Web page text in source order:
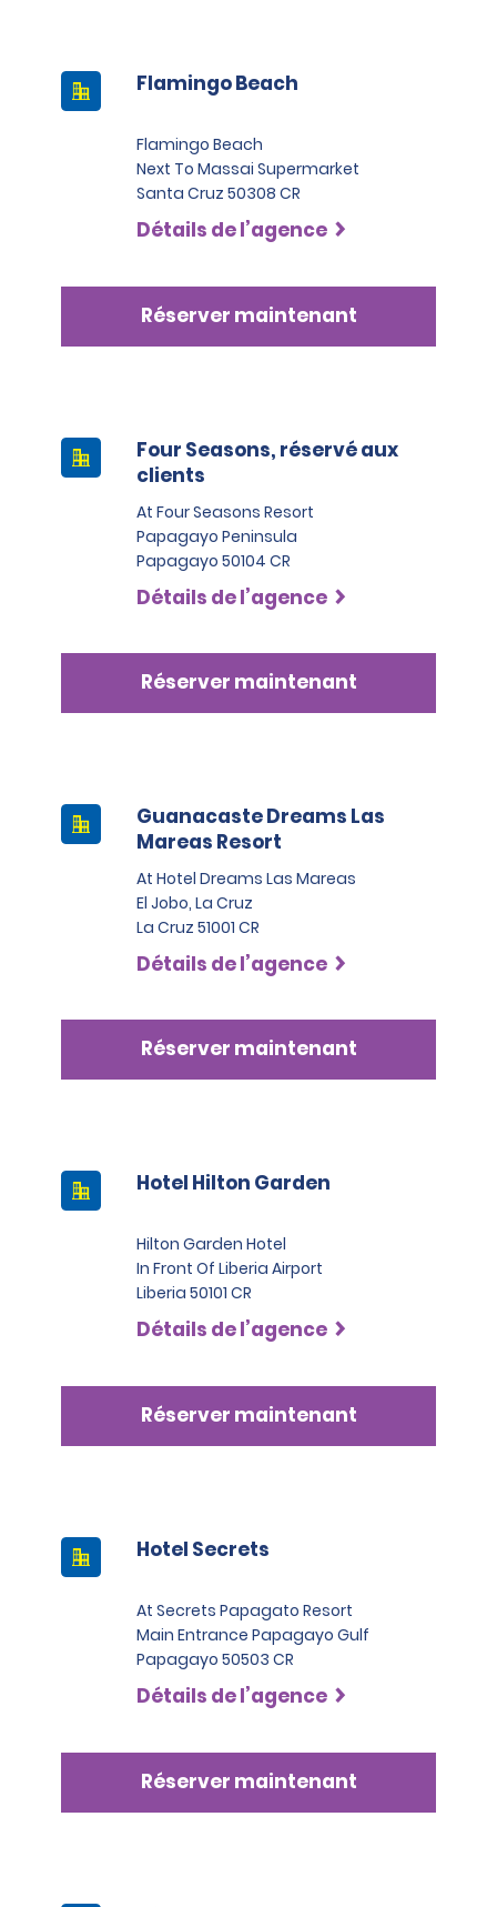
Flamingo Beach
Flamingo Beach
Next To Massai Supermarket
Santa Cruz 50308 CR
Détails de l’agence
Réserver maintenant
Four Seasons, réservé aux
clients
At Four Seasons Resort
Papagayo Peninsula
Papagayo 50104 CR
Détails de l’agence
Réserver maintenant
Guanacaste Dreams Las
Mareas Resort
At Hotel Dreams Las Mareas
El Jobo, La Cruz
La Cruz 51001 CR
Détails de l’agence
Réserver maintenant
Hotel Hilton Garden
Hilton Garden Hotel
In Front Of Liberia Airport
Liberia 50101 CR
Détails de l’agence
Réserver maintenant
Hotel Secrets
At Secrets Papagato Resort
Main Entrance Papagayo Gulf
Papagayo 50503 CR
Détails de l’agence
Réserver maintenant